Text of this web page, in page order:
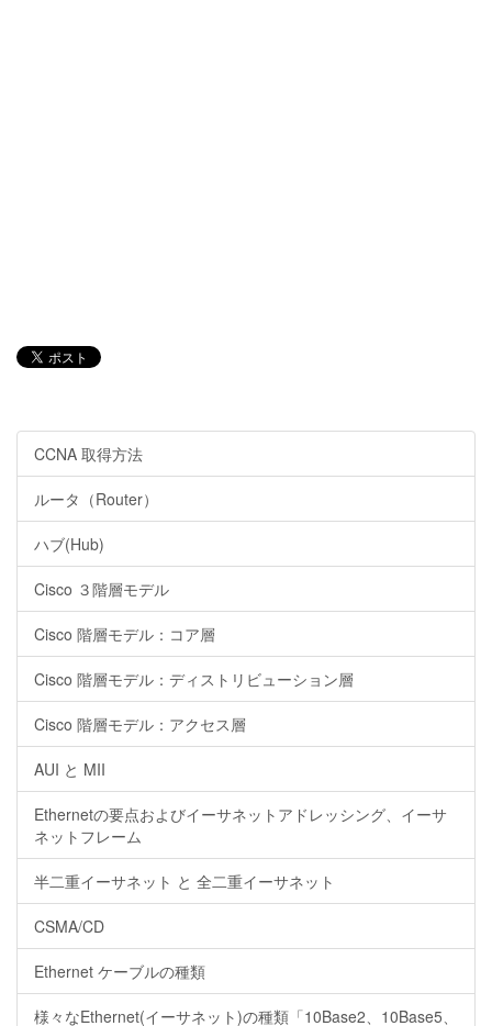
CCNA 取得方法
ルータ（Router）
ハブ(Hub)
Cisco ３階層モデル
Cisco 階層モデル：コア層
Cisco 階層モデル：ディストリビューション層
Cisco 階層モデル：アクセス層
AUI と MII
Ethernetの要点およびイーサネットアドレッシング、イーサ
ネットフレーム
半二重イーサネット と 全二重イーサネット
CSMA/CD
Ethernet ケーブルの種類
様々なEthernet(イーサネット)の種類「10Base2、10Base5、